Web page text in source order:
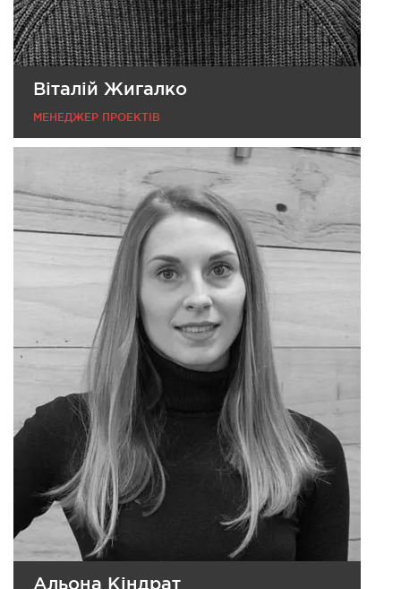
Віталій Жигалко
МЕНЕДЖЕР ПРОЕКТІВ
Альона Кіндрат